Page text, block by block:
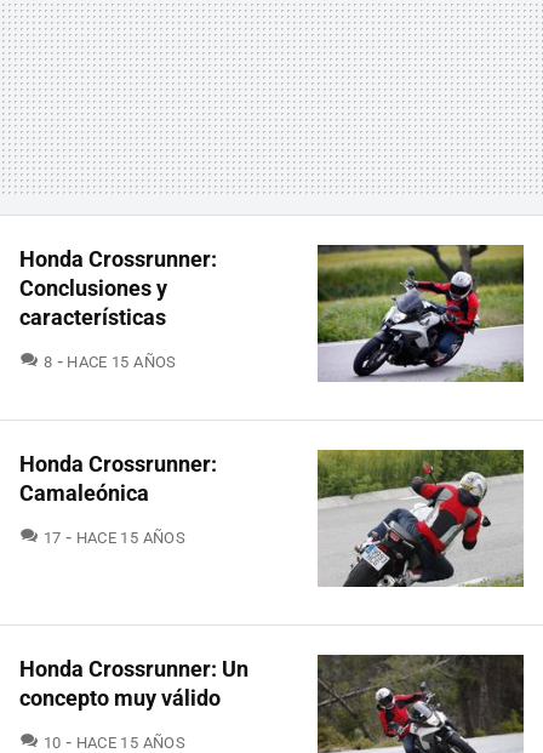
Honda Crossrunner:
Conclusiones y
características
8 COMENTARIOS
HACE 15 AÑOS
Honda Crossrunner:
Camaleónica
17 COMENTARIOS
HACE 15 AÑOS
Honda Crossrunner: Un
concepto muy válido
10 COMENTARIOS
HACE 15 AÑOS